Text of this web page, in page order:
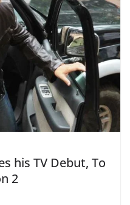
his TV Debut, To
2